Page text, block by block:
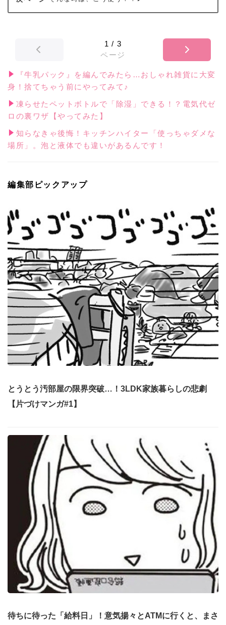
1 / 3
ページ
『牛乳パック』を編んでみたら…おしゃれ雑貨に大変
身！捨てちゃう前にやってみて♪
凍らせたペットボトルで「除湿」できる！？電気代ゼ
ロの裏ワザ【やってみた】
知らなきゃ後悔！キッチンハイター「使っちゃダメな
場所」。泡と液体でも違いがあるんです！
編集部ピックアップ
とうとう汚部屋の限界突破…！3LDK家族暮らしの悲劇
【片づけマンガ#1】
待ちに待った「給料日」！意気揚々とATMに行くと、まさ